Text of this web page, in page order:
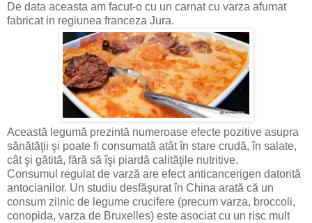
De data aceasta am facut-o cu un carnat cu varza afumat
fabricat in regiunea franceza Jura.
Această legumă prezintă numeroase efecte pozitive asupra
sănătăţii şi poate fi consumată atât în stare crudă, în salate,
cât şi gătită, fără să îşi piardă calităţile nutritive.
Consumul regulat de varză are efect anticancerigen datorită
antocianilor. Un studiu desfăşurat în China arată că un
consum zilnic de legume crucifere (precum varza, broccoli,
conopida, varza de Bruxelles) este asociat cu un risc mult